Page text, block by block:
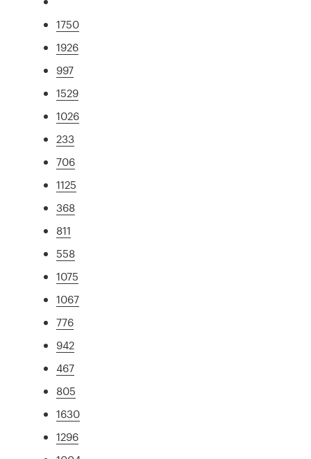
1750
1926
997
1529
1026
233
706
1125
368
811
558
1075
1067
776
942
467
805
1630
1296